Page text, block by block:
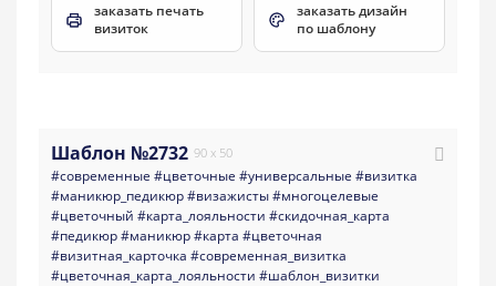
заказать печать
визиток
заказать дизайн
по шаблону
Шаблон №2732 90 x 50
#современные #цветочные #универсальные #визитка
#маникюр_педикюр#визажисты#многоцелевые
#цветочный #карта_лояльности #скидочная_карта
#педикюр#маникюр#карта #цветочная
#визитная_карточка #современная_визитка
#цветочная_карта_лояльности #шаблон_визитки